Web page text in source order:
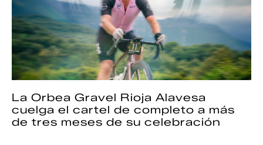
La Orbea Gravel Rioja Alavesa
cuelga el cartel de completo a más
de tres meses de su celebración